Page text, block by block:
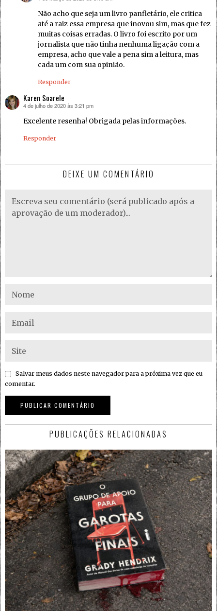
Não acho que seja um livro panfletário, ele critica
até a raiz essa empresa que inovou sim, mas que fez
muitas coisas erradas. O livro foi escrito por um
jornalista que não tinha nenhuma ligação com a
empresa, acho que vale a pena sim a leitura, mas
cada um com sua opinião.
Responder
Karen Soarele
disse:
4 de julho de 2020 às 3:21 pm
Excelente resenha! Obrigada pelas informações.
Responder
DEIXE UM COMENTÁRIO
Salvar meus dados neste navegador para a próxima vez que eu
comentar.
PUBLICAÇÕES RELACIONADAS